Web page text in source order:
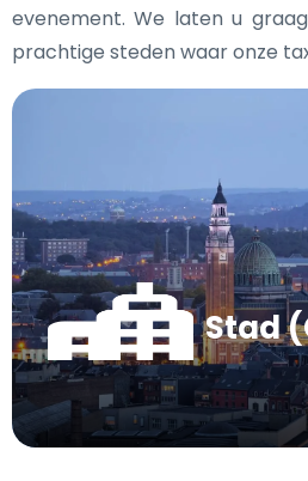
evenement. We laten u
prachtige steden waar onze
Stad